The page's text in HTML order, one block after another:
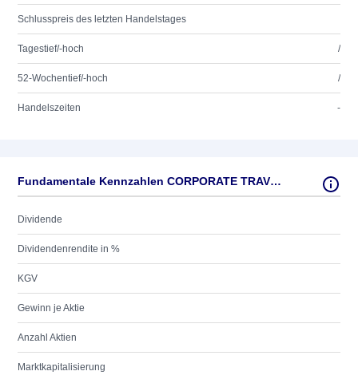
Schlusspreis des letzten Handelstages
Tagestief/-hoch /
52-Wochentief/-hoch /
Handelszeiten -
Fundamentale Kennzahlen CORPORATE TRAVEL MNGNT
Dividende
Dividendenrendite in %
KGV
Gewinn je Aktie
Anzahl Aktien
Marktkapitalisierung